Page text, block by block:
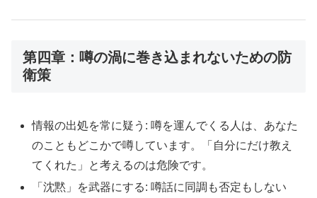
第四章：噂の渦に巻き込まれないための防
衛策
情報の出処を常に疑う: 噂を運んでくる人は、あなた
のこともどこかで噂しています。「自分にだけ教え
てくれた」と考えるのは危険です。
「沈黙」を武器にする: 噂話に同調も否定もしない